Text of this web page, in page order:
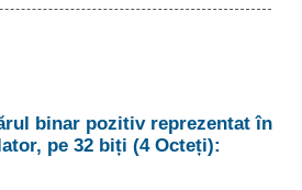
binar pozitiv reprezentat în
pe 32 biți (4 Octeți):